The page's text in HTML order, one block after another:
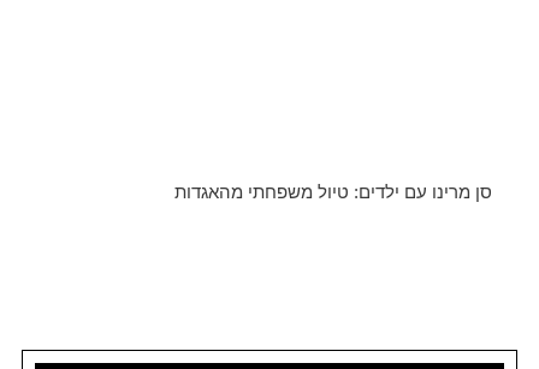
סן מרינו עם ילדים: טיול משפחתי מהאגדות